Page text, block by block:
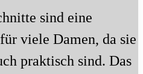
sind eine
viele Damen, da sie
praktisch sind. Das